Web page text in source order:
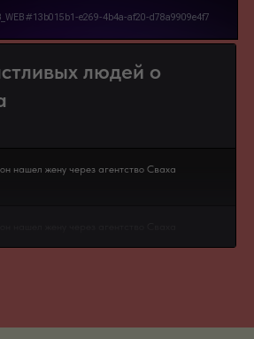
людей о
нашел жену через агентство Сваха